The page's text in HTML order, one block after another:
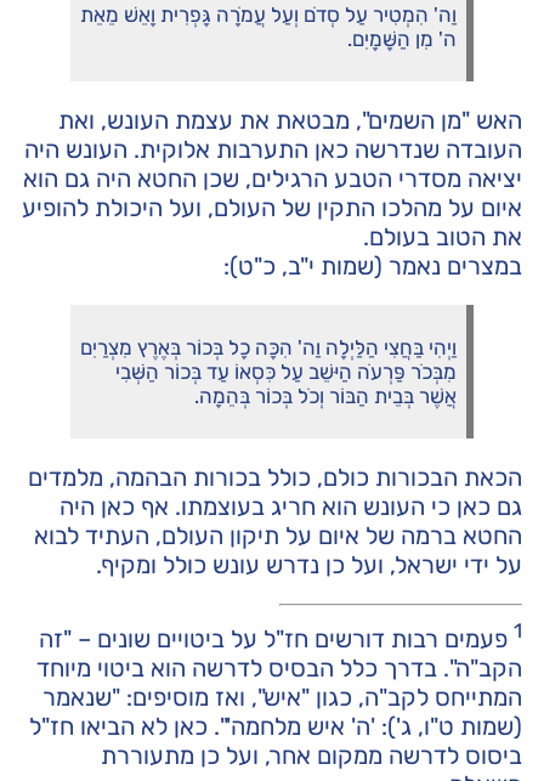
וַה' הִמְטִיר עַל סְדֹם וְעַל עֲמֹרָה גָּפְרִית וָאֵשׁ מֵאֵת
ה' מִן הַשָּׁמָיִם.
האש "מן השמים", מבטאת את עצמת העונש, ואת
העובדה שנדרשה כאן התערבות אלוקית. העונש היה
יציאה מסדרי הטבע הרגילים, שכן החטא היה גם הוא
איום על מהלכו התקין של העולם, ועל היכולת להופיע
את הטוב בעולם.
במצרים נאמר (שמות י"ב, כ"ט):
וַיְהִי בַּחֲצִי הַלַּיְלָה וַה' הִכָּה כָל בְּכוֹר בְּאֶרֶץ מִצְרַיִם
מִבְּכֹר פַּרְעֹה הַיּשֵׁב עַל כִּסְאוֹ עַד בְּכוֹר הַשְּׁבִי
אֲשֶׁר בְּבֵית הַבּוֹר וְכֹל בְּכוֹר בְּהֵמָה.
הכאת הבכורות כולם, כולל בכורות הבהמה, מלמדים
גם כאן כי העונש הוא חריג בעוצמתו. אף כאן היה
החטא ברמה של איום על תיקון העולם, העתיד לבוא
על ידי ישראל, ועל כן נדרש עונש כולל ומקיף.
1 פעמים רבות דורשים חז"ל על ביטויים שונים – "זה
הקב"ה". בדרך כלל הבסיס לדרשה הוא ביטוי מיוחד
המתייחס לקב"ה, כגון "איש", ואז מוסיפים: "שנאמר
(שמות ט"ו, ג'): 'ה' איש מלחמה'". כאן לא הביאו חז"ל
ביסוס לדרשה ממקום אחר, ועל כן מתעוררת